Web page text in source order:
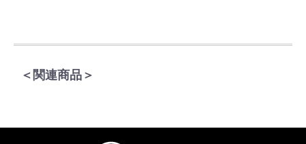
＜関連商品＞